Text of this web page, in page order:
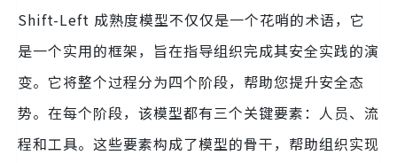
Shift-Left 成熟度模型不仅仅是一个花哨的术语，它
是一个实用的框架，旨在指导组织完成其安全实践的演
变。它将整个过程分为四个阶段，帮助您提升安全态
势。在每个阶段，该模型都有三个关键要素：人员、流
程和工具。这些要素构成了模型的骨干，帮助组织实现